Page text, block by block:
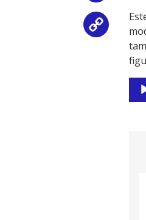
Copy
Link
de